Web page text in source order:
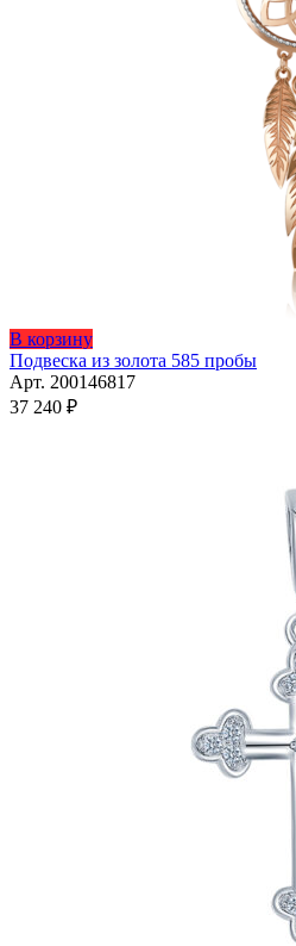
В корзину
Подвеска из золота 585 пробы
Арт. 200146817
37 240 ₽